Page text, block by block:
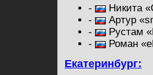
-
Никита
-
Артур
-
Рустам
-
Роман
Екатеринбург: